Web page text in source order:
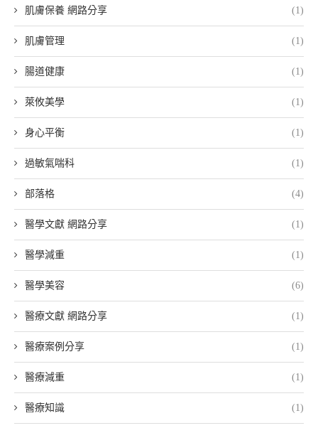
肌膚保養 網路分享 (1)
肌膚管理 (1)
腸道健康 (1)
萊攸美學 (1)
身心平衡 (1)
過敏氣喘科 (1)
部落格 (4)
醫學文獻 網路分享 (1)
醫學減重 (1)
醫學美容 (6)
醫療文獻 網路分享 (1)
醫療案例分享 (1)
醫療減重 (1)
醫療知識 (1)